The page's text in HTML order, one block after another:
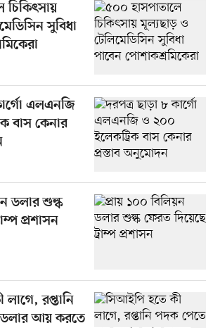
চিকিৎসায়
সুবিধা
এলএনজি
বাস কেনার
ডলার শুল্ক
প্রশাসন
রপ্তানি
আয় করতে